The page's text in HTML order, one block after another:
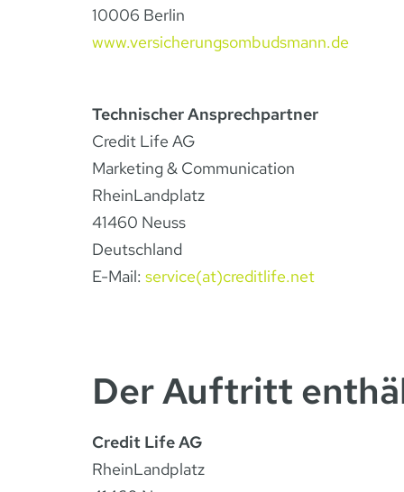
10006 Berlin
www.versicherungsombudsmann.de
Technischer Ansprechpartner
Credit Life AG
Marketing & Communication
RheinLandplatz
41460 Neuss
Deutschland
E-Mail: service(at)creditlife.net
Der Auftritt
Credit Life AG
RheinLandplatz